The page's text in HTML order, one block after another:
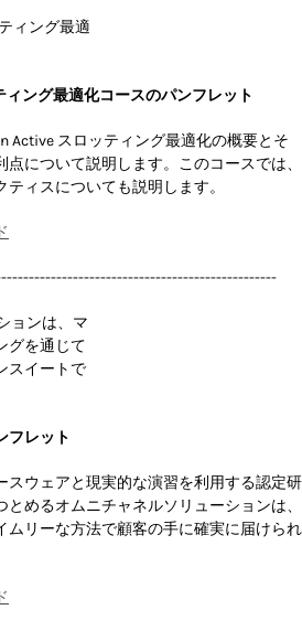
ング最適化コースのパンフレット
Active スロッティング最適化の概要とそ
について説明します。このコースでは、
ィスについても説明します。
フレット
スウェアと現実的な演習を利用する認定研
めるオムニチャネルソリューションは、
ムリーな方法で顧客の手に確実に届けられ